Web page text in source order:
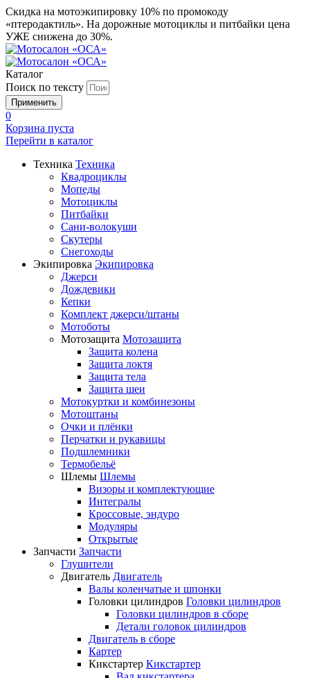
Скидка на мотоэкипировку 10% по промокоду
«птеродактиль». На дорожные мотоциклы и питбайки цена
УЖЕ снижена до 30%.
Каталог
Поиск по тексту
0
Корзина пуста
Перейти в каталог
Техника Техника
Квадроциклы
Мопеды
Мотоциклы
Питбайки
Сани-волокуши
Скутеры
Снегоходы
Экипировка Экипировка
Джерси
Дождевики
Кепки
Комплект джерси/штаны
Мотоботы
Мотозащита Мотозащита
Защита колена
Защита локтя
Защита тела
Защита шеи
Мотокуртки и комбинезоны
Мотоштаны
Очки и плёнки
Перчатки и рукавицы
Подшлемники
Термобельё
Шлемы Шлемы
Визоры и комплектующие
Интегралы
Кроссовые, эндуро
Модуляры
Открытые
Запчасти Запчасти
Глушители
Двигатель Двигатель
Валы коленчатые и шпонки
Головки цилиндров Головки цилиндров
Головки цилиндров в сборе
Детали головок цилиндров
Двигатель в сборе
Картер
Кикстартер Кикстартер